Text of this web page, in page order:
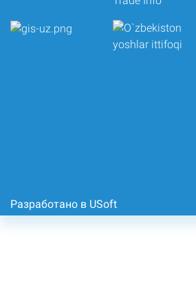
Разработано в USoft